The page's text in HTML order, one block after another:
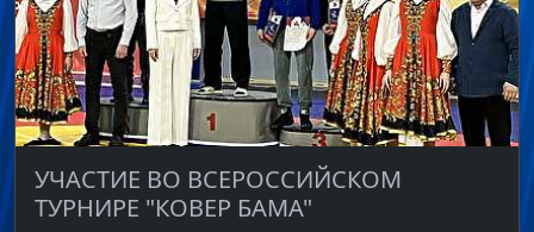
УЧАСТИЕ ВО ВСЕРОССИЙСКОМ
ТУРНИРЕ "КОВЕР БАМА"